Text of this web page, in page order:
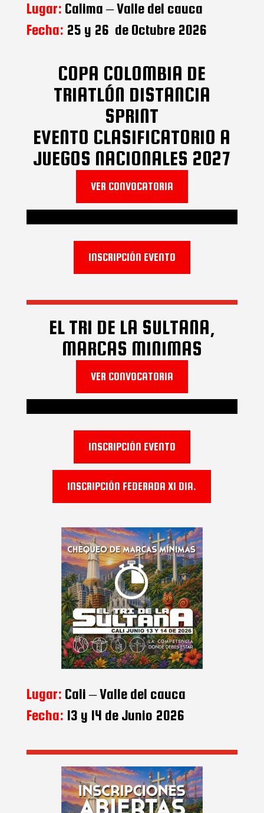
Lugar: Calima – Valle del cauca
Fecha: 25 y 26 de Octubre 2026
COPA COLOMBIA DE
TRIATLÓN DISTANCIA
SPRINT
EVENTO CLASIFICATORIO A
JUEGOS NACIONALES 2027
VER CONVOCATORIA
INSCRIPCIÓN EVENTO
EL TRI DE LA SULTANA,
MARCAS MINIMAS
VER CONVOCATORIA
INSCRIPCIÓN EVENTO
INSCRIPCIÓN FEDERADA X1 DIA.
Lugar: Cali – Valle del cauca
Fecha: 13 y 14 de Junio 2026